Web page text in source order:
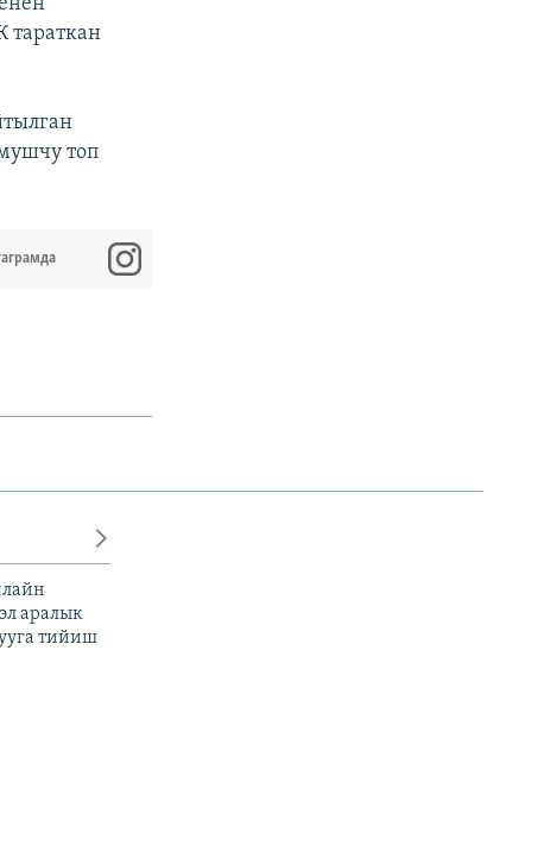
тараткан
топ
аралык
тийиш